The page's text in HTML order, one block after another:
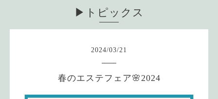
▶︎トピックス
2024/03/21
春のエステフェア🌸2024